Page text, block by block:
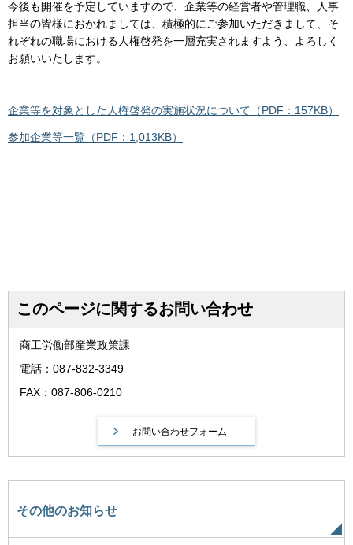
今後も開催を予定していますので、企業等の経営者や管理職、人事
担当の皆様におかれましては、積極的にご参加いただきまして、そ
れぞれの職場における人権啓発を一層充実されますよう、よろしく
お願いいたします。
企業等を対象とした人権啓発の実施状況について（PDF：157KB）
参加企業等一覧（PDF：1,013KB）
このページに関するお問い合わせ
商工労働部産業政策課
電話：087-832-3349
FAX：087-806-0210
その他のお知らせ